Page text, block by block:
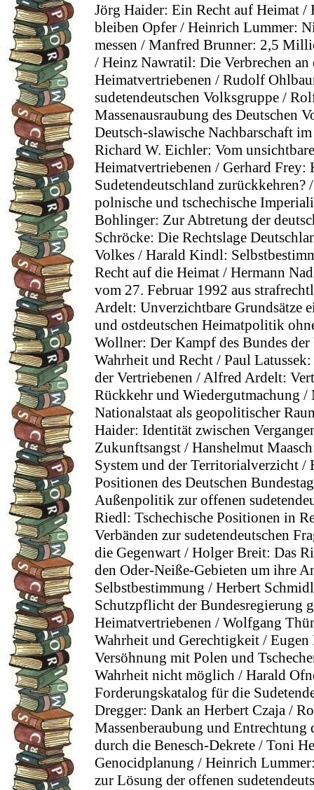
Jörg Haider: Ein Recht auf Heimat /
bleiben Opfer / Heinrich Lummer:
messen / Manfred Brunner: 2,5
/ Heinz Nawratil: Die Verbrechen an
Heimatvertriebenen / Rudolf
sudetendeutschen Volksgruppe /
Massenausraubung des Deutschen
Deutsch-slawische Nachbarschaft
Richard W. Eichler: Vom
Heimatvertriebenen / Gerhard Frey:
Sudetendeutschland
polnische und tschechische
Bohlinger: Zur Abtretung der
Schröcke: Die Rechtslage
Volkes / Harald Kindl:
Recht auf die Heimat / Hermann
vom 27. Februar 1992 aus
Ardelt: Unverzichtbare Grundsätze
und ostdeutschen Heimatpolitik
Wollner: Der Kampf des Bundes
Wahrheit und Recht / Paul
der Vertriebenen / Alfred Ardelt:
Rückkehr und Wiedergutmachung
Nationalstaat als geopolitischer
Haider: Identität zwischen
Zukunftsangst / Hanshelmut
System und der Territorialverzicht
Positionen des Deutschen
Außenpolitik zur offenen
Riedl: Tschechische Positionen in
Verbänden zur sudetendeutschen
die Gegenwart / Holger Breit: Das
den Oder-Neiße-Gebieten um ihre
Selbstbestimmung / Herbert
Schutzpflicht der Bundesregierung
Heimatvertriebenen / Wolfgang
Wahrheit und Gerechtigkeit /
Versöhnung mit Polen und
Wahrheit nicht möglich / Harald
Forderungskatalog für die
Dregger: Dank an Herbert Czaja /
Massenberaubung und Entrechtung
durch die Benesch-Dekrete / Toni
Genocidplanung / Heinrich
zur Lösung der offenen